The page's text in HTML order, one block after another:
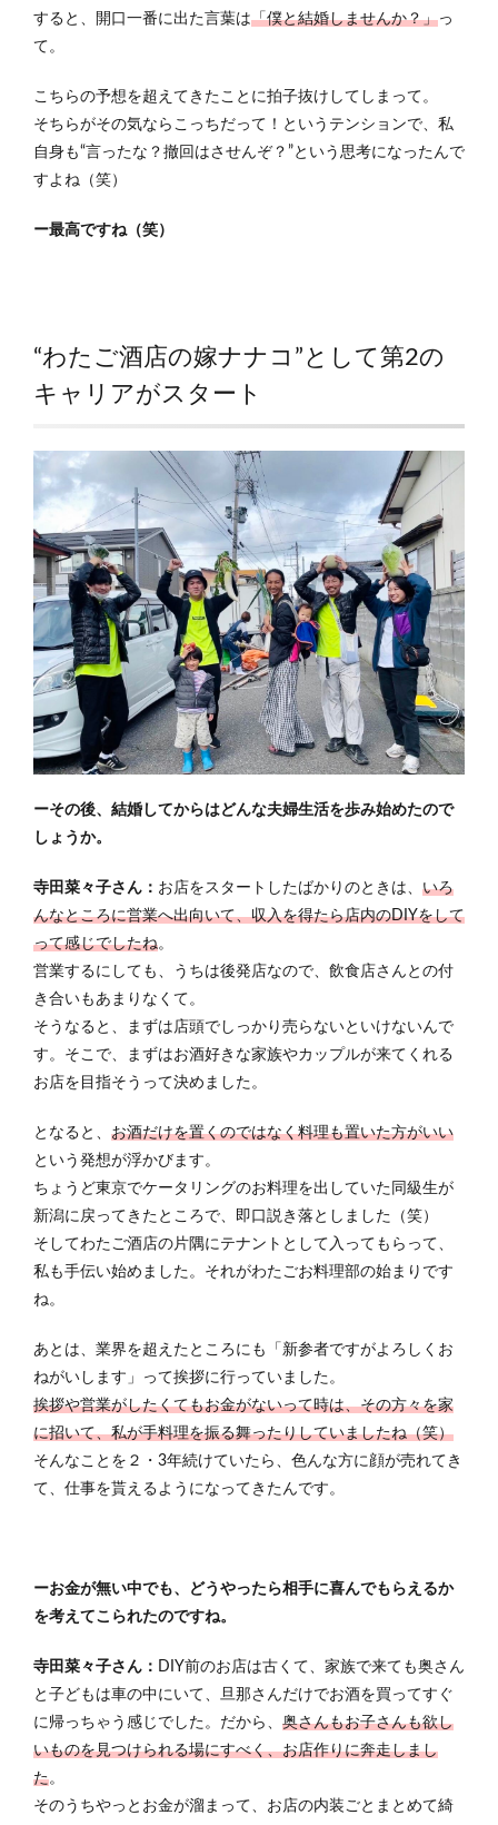
すると、開口一番に出た言葉は「僕と結婚しませんか？」っ
て。
こちらの予想を超えてきたことに拍子抜けしてしまって。
そちらがその気ならこっちだって！というテンションで、私
自身も“言ったな？撤回はさせんぞ？”という思考になったんで
すよね（笑）
ー最高ですね（笑）
“わたご酒店の嫁ナナコ”として第2の
キャリアがスタート
ーその後、結婚してからはどんな夫婦生活を歩み始めたので
しょうか。
寺田菜々子さん： お店をスタートしたばかりのときは、 いろ
んなところに営業へ出向いて、収入を得たら店内のDIYをして
って感じでしたね。
営業するにしても、うちは後発店なので、飲食店さんとの付
き合いもあまりなくて。
そうなると、まずは店頭でしっかり売らないといけないんで
す。そこで、まずはお酒好きな家族やカップルが来てくれる
お店を目指そうって決めました。
となると、 お酒だけを置くのではなく料理も置いた方がいい
という発想が浮かびます。
ちょうど東京でケータリングのお料理を出していた同級生が
新潟に戻ってきたところで、即口説き落としました（笑）
そしてわたご酒店の片隅にテナントとして入ってもらって、
私も手伝い始めました。それがわたごお料理部の始まりです
ね。
あとは、業界を超えたところにも「新参者ですがよろしくお
ねがいします」って挨拶に行っていました。
挨拶や営業がしたくてもお金がないって時は、その方々を家
に招いて、私が手料理を振る舞ったりしていましたね（笑）
そんなことを２・3年続けていたら、色んな方に顔が売れてき
て、仕事を貰えるようになってきたんです。
ーお金が無い中でも、どうやったら相手に喜んでもらえるか
を考えてこられたのですね。
寺田菜々子さん： DIY前のお店は古くて、家族で来ても奥さん
と子どもは車の中にいて、旦那さんだけでお酒を買ってすぐ
に帰っちゃう感じでした。 だから、 奥さんもお子さんも欲し
いものを見つけられる場にすべく、お店作りに奔走しまし
た。
そのうちやっとお金が溜まって、お店の内装ごとまとめて綺